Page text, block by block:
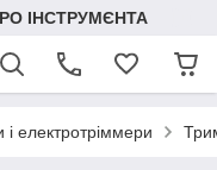
ІНСТРУМЄНТА
і електротріммери